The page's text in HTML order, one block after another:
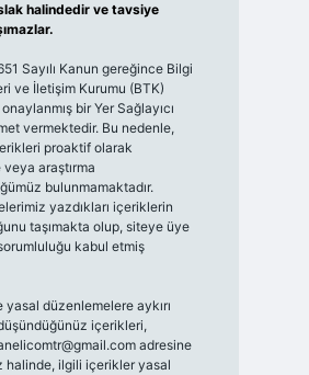
halindedir ve tavsiye
Sayılı Kanun gereğince Bilgi
ve İletişim Kurumu (BTK)
bir Yer Sağlayıcı
vermektedir. Bu nedenle,
proaktif olarak
araştırma
bulunmamaktadır.
yazdıkları içeriklerin
taşımakta olup, siteye üye
kabul etmiş
yasal düzenlemelere aykırı
içerikleri,
adresine
halinde, ilgili içerikler yasal